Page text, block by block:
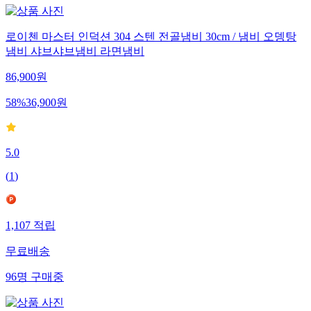
로이첸 마스터 인덕션 304 스텐 전골냄비 30cm / 냄비 오뎅탕
냄비 샤브샤브냄비 라면냄비
86,900원
58%36,900원
5.0
(1)
1,107적립
무료배송
96명구매중